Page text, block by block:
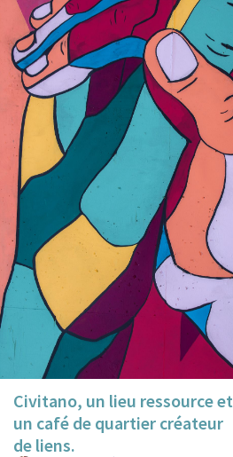
Civitano, un lieu ressource et
un café de quartier créateur
de liens.